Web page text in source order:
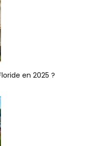
en 2025 ?